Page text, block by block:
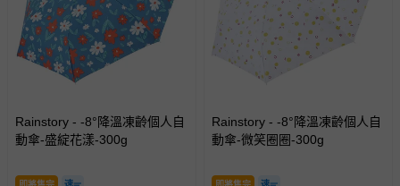
Rainstory - -8°降溫凍齡個人自
動傘-盛綻花漾-300g
Rainstory - -8°降溫凍齡個人自
動傘-微笑圈圈-300g